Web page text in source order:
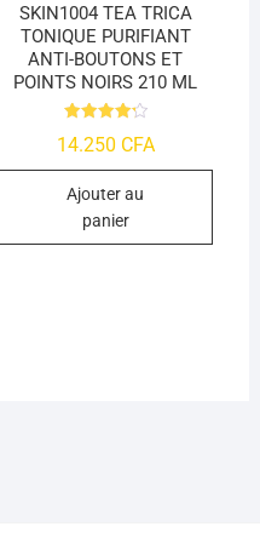
SKIN1004 TEA TRICA
TONIQUE PURIFIANT
ANTI-BOUTONS ET
POINTS NOIRS 210 ML
4.25
14.250 CFA
Ajouter au
panier